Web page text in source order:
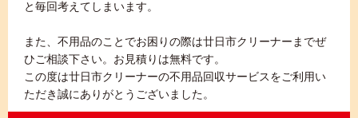
と毎回考えてしまいます。
また、不用品のことでお困りの際は廿日市クリーナーまでぜ
ひご相談下さい。お見積りは無料です。
この度は廿日市クリーナーの不用品回収サービスをご利用い
ただき誠にありがとうございました。